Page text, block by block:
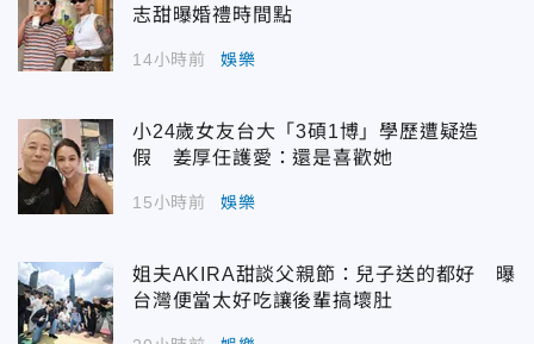
志甜曝婚禮時間點
14小時前 娛樂
小24歲女友台大「3碩1博」學歷遭疑造
假 姜厚任護愛：還是喜歡她
15小時前 娛樂
姐夫AKIRA甜談父親節：兒子送的都好 曝
台灣便當太好吃讓後輩搞壞肚